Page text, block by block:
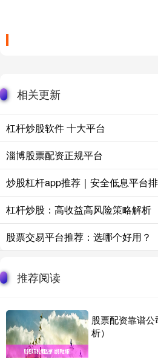
相关更新
杠杆炒股软件 十大平台
淄博股票配资正规平台
炒股杠杆app推荐｜安全低息平台
杠杆炒股：高收益高风险策略解析
股票交易平台推荐：选哪个好用？
推荐阅读
股票配资靠谱
析）